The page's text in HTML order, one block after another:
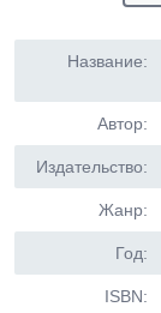
Название:
Автор:
Издательство:
Жанр:
Год:
ISBN: